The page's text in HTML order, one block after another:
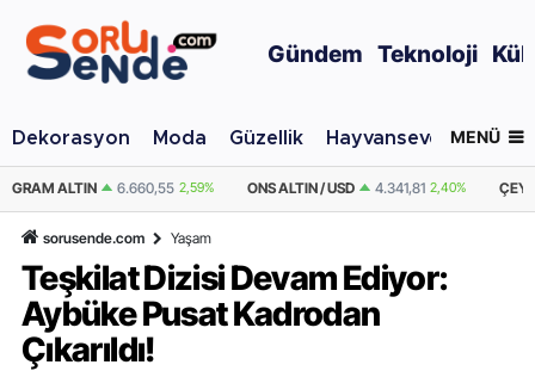
Gündem Teknoloji
Dekorasyon Moda Güzellik Hayvansever MENÜ
ONS ALTIN / USD 4.341,81 2,40% ÇEYREK ALTIN 10.889,99 2,59%
sorusende.com Yaşam
Teşkilat Dizisi Devam Ediyor:
Aybüke Pusat Kadrodan
Çıkarıldı!